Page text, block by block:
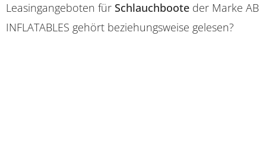
Leasingangeboten für Schlauchboote der Marke AB
INFLATABLES gehört beziehungsweise gelesen?